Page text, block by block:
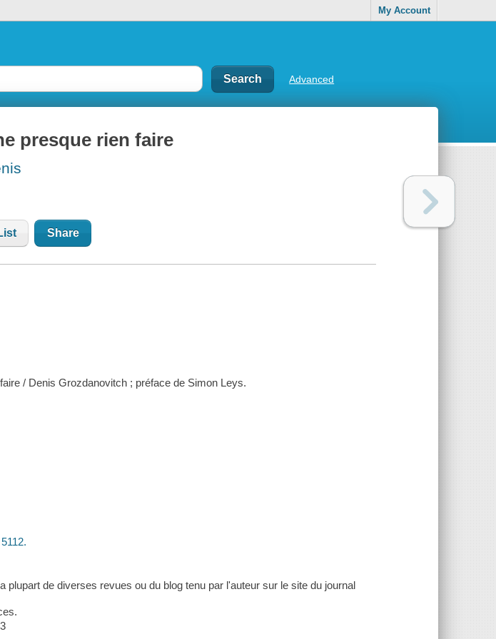
My Account
Advanced
presque rien faire
Share
/ Denis Grozdanovitch ; préface de Simon Leys.
plupart de diverses revues ou du blog tenu par l'auteur sur le site du journal